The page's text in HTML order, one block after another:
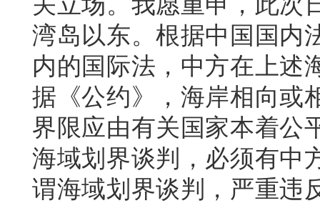
湾岛以东。根据中国国内
内的国际法，中方在上述
据《公约》，海岸相向或
界限应由有关国家本着公
海域划界谈判，必须有中
谓海域划界谈判，严重违